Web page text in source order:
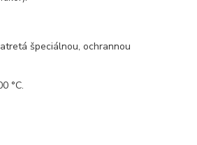
špeciálnou, ochrannou
°C.